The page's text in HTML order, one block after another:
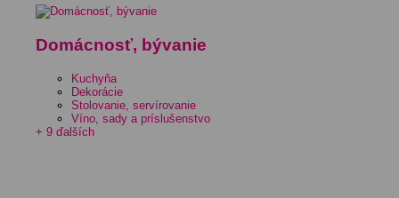
Domácnosť, bývanie
Kuchyňa
Dekorácie
Stolovanie, servírovanie
Víno, sady a príslušenstvo
+ 9 ďalších